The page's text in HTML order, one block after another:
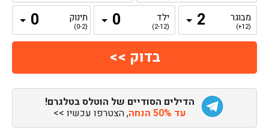
מבוגר
(12+)
ילד
(2-12)
תינוק
(0-2)
הדילים הסודיים של הוטלס בטלגרם!
עד 50% הנחה , הצטרפו עכשיו >>